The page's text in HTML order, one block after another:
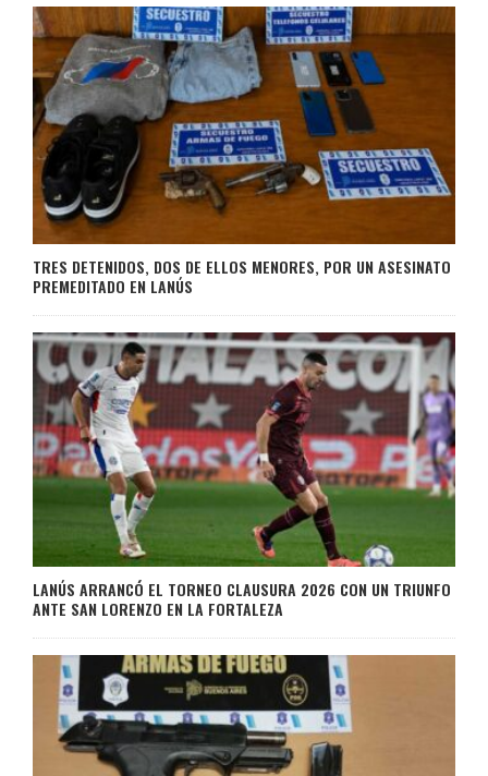
TRES DETENIDOS, DOS DE ELLOS MENORES, POR UN ASESINATO
PREMEDITADO EN LANÚS
LANÚS ARRANCÓ EL TORNEO CLAUSURA 2026 CON UN TRIUNFO
ANTE SAN LORENZO EN LA FORTALEZA